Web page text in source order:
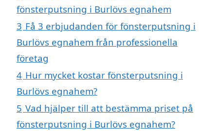
fönsterputsning i Burlövs egnahem
3 Få 3 erbjudanden för fönsterputsning i
Burlövs egnahem från professionella
företag
4 Hur mycket kostar fönsterputsning i
Burlövs egnahem?
5 Vad hjälper till att bestämma priset på
fönsterputsning i Burlövs egnahem?